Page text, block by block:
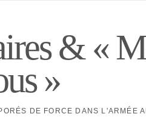
& «
»
DE FORCE DANS L'ARMÉE